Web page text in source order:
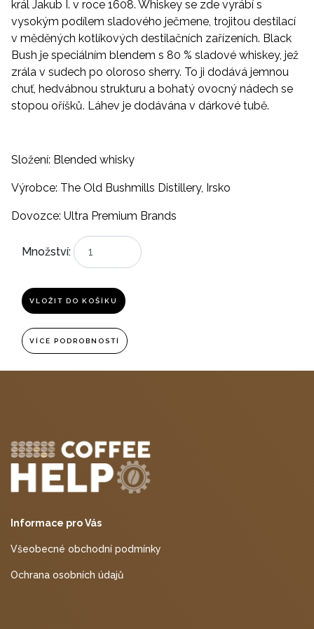
král Jakub I. v roce 1608. Whiskey se zde vyrábí s
vysokým podílem sladového ječmene, trojitou destilací
v měděných kotlíkových destilačních zařízeních. Black
Bush je speciálním blendem s 80 % sladové whiskey, jež
zrála v sudech po oloroso sherry. To ji dodává jemnou
chuť, hedvábnou strukturu a bohatý ovocný nádech se
stopou oříšků. Láhev je dodávána v dárkové tubě.
Složení: Blended whisky
Výrobce: The Old Bushmills Distillery, Irsko
Dovozce: Ultra Premium Brands
Množství:
VLOŽIT DO KOŠÍKU
VÍCE PODROBNOSTÍ
Informace pro Vás
Všeobecné obchodní podmínky
Ochrana osobních údajů